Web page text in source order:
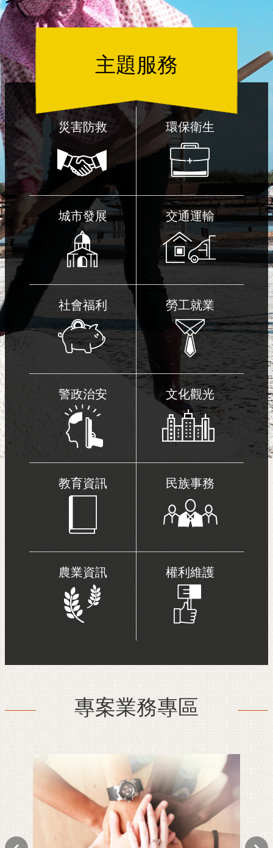
主題服務
災害防救 環保衛生
城市發展 交通運輸
社會福利 勞工就業
警政治安 文化觀光
教育資訊 民族事務
農業資訊 權利維護
專案業務專區